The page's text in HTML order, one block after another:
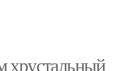
хрустальный